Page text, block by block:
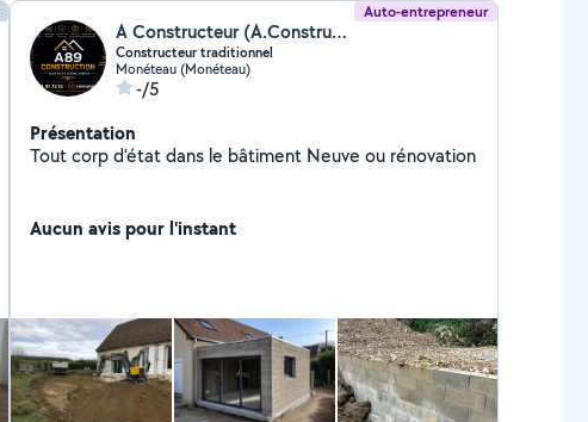
Auto-entrepreneur
A Constructeur (A.Construction)
Constructeur traditionnel
Monéteau (Monéteau)
-/5
Présentation
Tout corp d'état dans le bâtiment Neuve ou rénovation
Aucun avis pour l'instant